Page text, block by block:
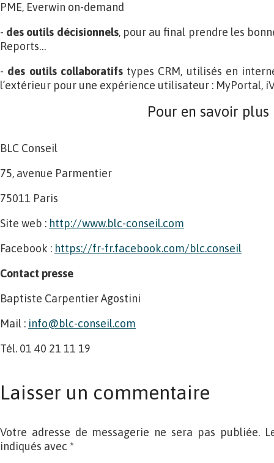
PME, Everwin on-demand
- des outils décisionnels, pour au final prendre les
Reports…
- des outils collaboratifstypes CRM, utilisés en
l’extérieur pour une expérience utilisateur : MyPortal,
Pour en savoir plus
BLC Conseil
75, avenue Parmentier
75011 Paris
Site web : http://www.blc-conseil.com
Facebook : https://fr-fr.facebook.com/blc.conseil
Contact presse
Baptiste Carpentier Agostini
Mail : info@blc-conseil.com
Tél. 01 40 21 11 19
Laisser un commentaire
Votre adresse de messagerie ne sera pas publiée.
indiqués avec *